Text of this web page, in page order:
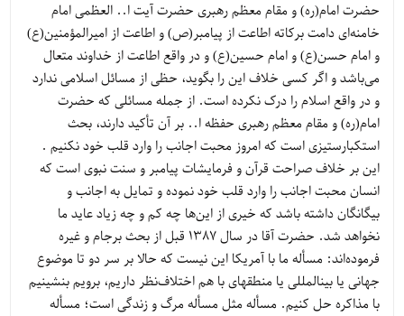
حضرت امام(ره) و مقام معظم رهبری حضرت آیت ا.. العظمی امام
خامنه‌ای دامت برکاته اطاعت از پیامبر(ص) و اطاعت از امیرالمؤمنین(ع)
و امام حسن(ع) و امام حسین(ع) و در واقع اطاعت از خداوند متعال
می‌باشد و اگر کسی خلاف این را بگوید، حظی از مسائل اسلامی ندارد
و در واقع اسلام را درک نکرده است. از جمله مسائلی که حضرت
امام(ره) و مقام معظم رهبری حفظه ا.. بر آن تأکید دارند، بحث
استکبارستیزی است که امروز محبت اجانب را وارد قلب خود نکنیم .
این بر خلاف صراحت قرآن و فرمایشات پیامبر و سنت نبوی است که
انسان محبت اجانب را وارد قلب خود نموده و تمایل به اجانب و
بیگانگان داشته باشد که خیری از این‌ها چه کم و چه زیاد عاید ما
نخواهد شد. حضرت آقا در سال 1387 قبل از بحث برجام و غیره
فرموده‌اند: مسأله ما با آمريكا اين نيست كه حالا بر سر دو تا موضوع
جهانى يا بين‏المللى يا منطقه‏اى با هم اختلاف‌نظر داريم، برويم بنشينيم
با مذاكره حل كنيم. مسأله مثل مسأله مرگ و زندگى است؛ مسأله